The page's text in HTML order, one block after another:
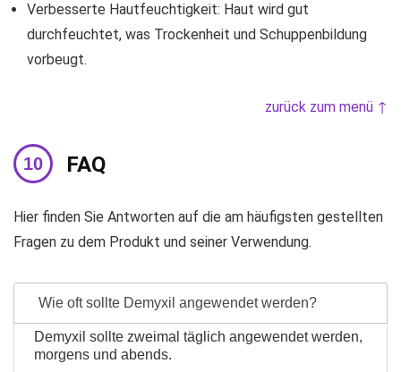
Verbesserte Hautfeuchtigkeit: Haut wird gut
durchfeuchtet, was Trockenheit und Schuppenbildung
vorbeugt.
zurück zum menü ↑
FAQ
Hier finden Sie Antworten auf die am häufigsten gestellten
Fragen zu dem Produkt und seiner Verwendung.
Wie oft sollte Demyxil angewendet werden?
Demyxil sollte zweimal täglich angewendet werden,
morgens und abends.